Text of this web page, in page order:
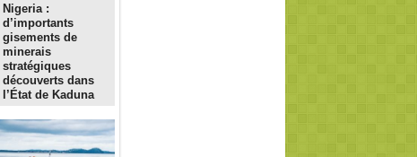
Nigeria :
d’importants
gisements de
minerais
stratégiques
découverts dans
l’État de Kaduna